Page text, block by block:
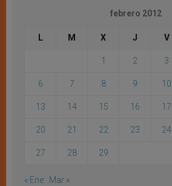
febrero 2012
L M X J V
1 2 3
6 7 8 9 10
13 14 15 16 17
20 21 22 23 24
27 28 29
« Ene Mar »